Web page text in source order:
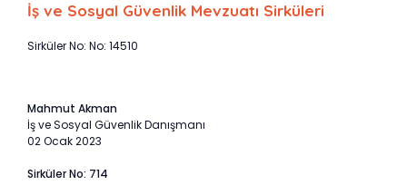
İş ve Sosyal Güvenlik Mevzuatı Sirküleri
Sirküler No: No: 14510
Mahmut Akman
İş ve Sosyal Güvenlik Danışmanı
02 Ocak 2023
Sirküler No: 714